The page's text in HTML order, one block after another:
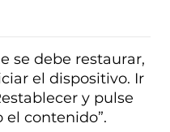
se debe restaurar,
el dispositivo. Ir
y pulse
el contenido”.